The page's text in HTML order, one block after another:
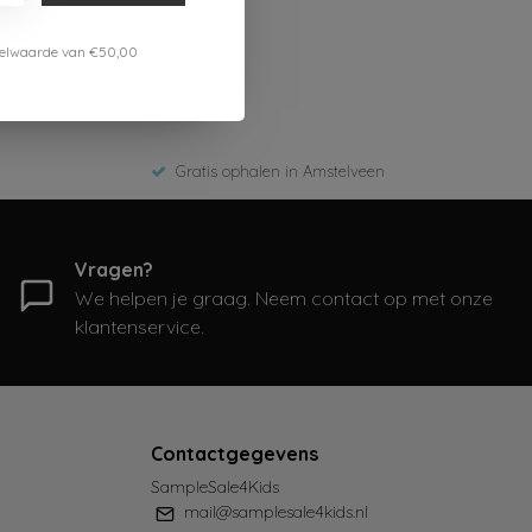
Gratis ophalen in Amstelveen
Vragen?
We helpen je graag. Neem contact op met onze
klantenservice.
Contactgegevens
SampleSale4Kids
mail@samplesale4kids.nl
van €50,00